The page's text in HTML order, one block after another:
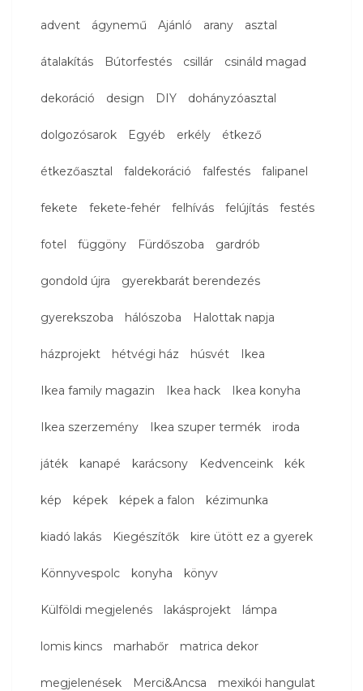
advent ágynemű Ajánló arany asztal
átalakítás Bútorfestés csillár csináld magad
dekoráció design DIY dohányzóasztal
dolgozósarok Egyéb erkély étkező
étkezőasztal faldekoráció falfestés falipanel
fekete fekete-fehér felhívás felújítás festés
fotel függöny Fürdőszoba gardrób
gondold újra gyerekbarát berendezés
gyerekszoba hálószoba Halottak napja
házprojekt hétvégi ház húsvét Ikea
Ikea family magazin Ikea hack Ikea konyha
Ikea szerzemény Ikea szuper termék iroda
játék kanapé karácsony Kedvenceink kék
kép képek képek a falon kézimunka
kiadó lakás Kiegészítők kire ütött ez a gyerek
Könnyvespolc konyha könyv
Külföldi megjelenés lakásprojekt lámpa
lomis kincs marhabőr matrica dekor
megjelenések Merci&Ancsa mexikói hangulat